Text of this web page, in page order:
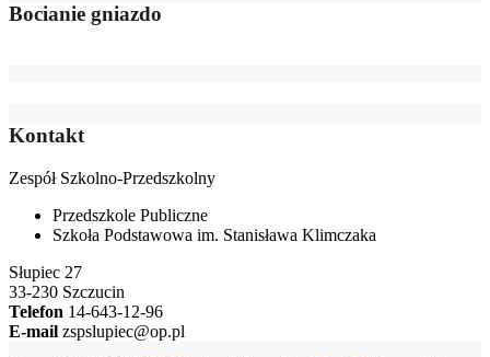
Bocianie gniazdo
Kontakt
Zespół Szkolno-Przedszkolny
Przedszkole Publiczne
Szkoła Podstawowa im. Stanisława Klimczaka
Słupiec 27
33-230 Szczucin
Telefon 14-643-12-96
E-mail zspslupiec@op.pl